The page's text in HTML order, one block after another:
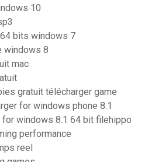
10
bits windows 7
windows 8
mac
gratuit télécharger game
for windows phone 8.1
windows 8.1 64 bit filehippo
performance
reel